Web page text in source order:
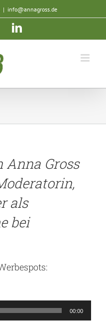
| info@annagross.de
LinkedIn
Anna Gross
als
bei
00:00